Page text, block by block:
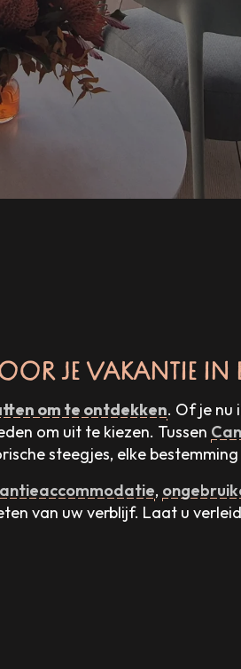
JE VAKANTIE
om te ontdekken. Of je nu
om uit te kiezen. Tussen
steegjes, elke
,
van uw verblijf. Laat u